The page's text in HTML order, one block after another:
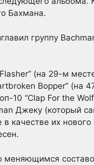
Бахмана.
группу
(на 29-м
Bopper” (на
10 “Clap For the
Джеку (который
качестве их нового
меняющимся